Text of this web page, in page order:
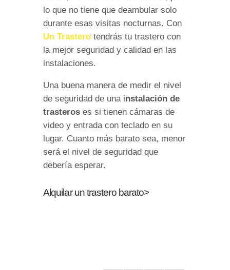
lo que no tiene que deambular solo
durante esas visitas nocturnas. Con
Un Trastero tendrás tu trastero con
la mejor seguridad y calidad en las
instalaciones.
Una buena manera de medir el nivel
de seguridad de una instalación de
trasteros es si tienen cámaras de
video y entrada con teclado en su
lugar. Cuanto más barato sea, menor
será el nivel de seguridad que
debería esperar.
Alquilar un trastero barato>